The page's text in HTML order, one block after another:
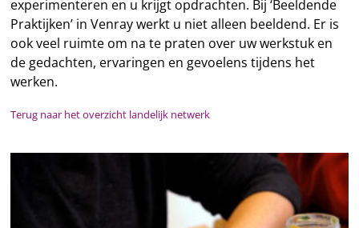
experimenteren en u krijgt opdrachten. Bij ‘Beeldende
Praktijken’ in Venray werkt u niet alleen beeldend. Er is
ook veel ruimte om na te praten over uw werkstuk en
de gedachten, ervaringen en gevoelens tijdens het
werken.
Terug naar het overzicht landelijk netwerk